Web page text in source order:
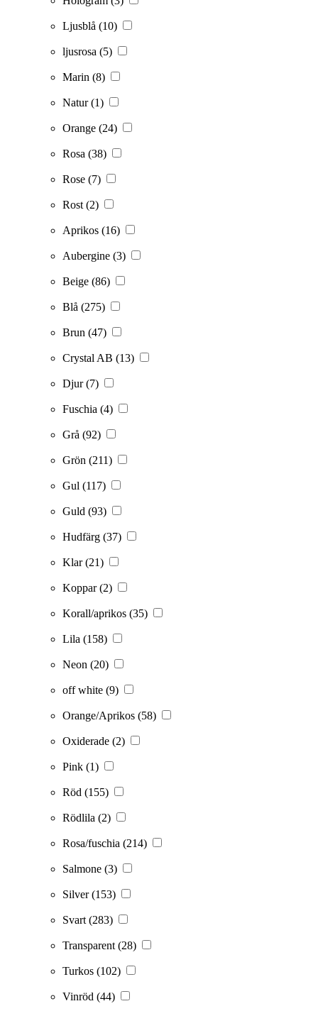
Ljusblå (10)
ljusrosa (5)
Marin (8)
Natur(1)
Orange (24)
Rosa (38)
Rose (7)
Rost (2)
Aprikos (16)
Aubergine (3)
Beige (86)
Blå (275)
Brun (47)
Crystal AB (13)
Djur(7)
Fuschia (4)
Grå (92)
Grön (211)
Gul (117)
Guld (93)
Hudfärg (37)
Klar(21)
Koppar(2)
Korall/aprikos (35)
Lila (158)
Neon (20)
off white (9)
Orange/Aprikos (58)
Oxiderade (2)
Pink (1)
Röd (155)
Rödlila (2)
Rosa/fuschia (214)
Salmone (3)
Silver(153)
Svart (283)
Transparent (28)
Turkos (102)
Vinröd (44)